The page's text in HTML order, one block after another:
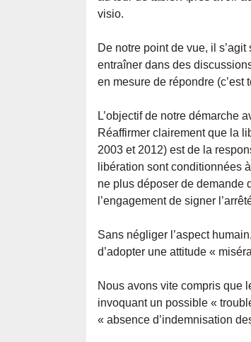
visio.
De notre point de vue, il
entraîner dans des
en mesure de répondre (c’est
L’objectif de notre démarche
Réaffirmer clairement que la
2003 et 2012) est de la
libération sont conditionnées
ne plus déposer de demande
l’engagement de signer
Sans négliger l’aspect
d’adopter une attitude «
Nous avons vite compris que
invoquant un possible «
« absence d’indemnisation